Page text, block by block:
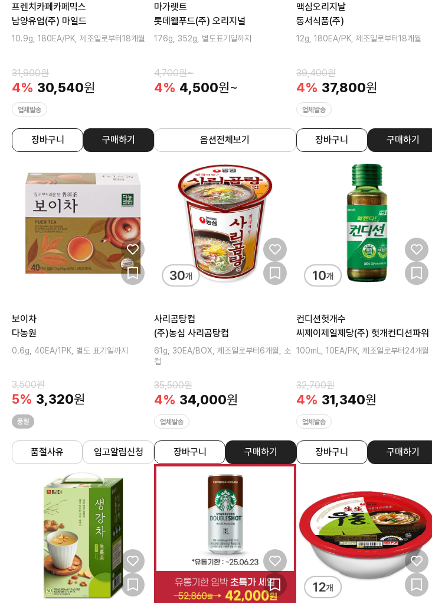
프렌치카페카페믹스
남양유업(주) 마일드
10.9g, 180EA/PK, 제조일로부터18개월
31,900원
4% 30,540원
업체발송
장바구니 구매하기
마가렛트
롯데웰푸드(주) 오리지널
176g, 352g, 별도표기일까지
4,700원~
4% 4,500원~
옵션전체보기
맥심오리지날
동서식품(주)
12g, 180EA/PK, 제조일로부터18개월
39,400원
4% 37,800원
업체발송
장바구니 구매하기
보이차
다농원
0.6g, 40EA/1PK, 별도 표기일까지
3,500원
5% 3,320원
품절
품절사유 입고알림신청
사리곰탕컵
(주)농심 사리곰탕컵
61g, 30EA/BOX, 제조일로부터6개월, 소
컵
35,500원
4% 34,000원
업체발송
장바구니 구매하기
컨디션헛개수
씨제이제일제당(주) 헛개컨디션파워
100mL, 10EA/PK, 제조일로부터24개월
32,700원
4% 31,340원
업체발송
장바구니 구매하기